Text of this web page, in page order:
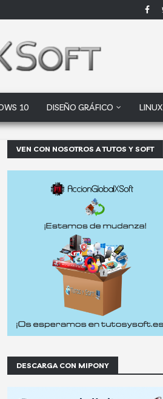
10 DISEÑO GRÁFICO LINUX
VEN CON NOSOTROS A TUTOS Y SOFT
DESCARGA CON MIPONY